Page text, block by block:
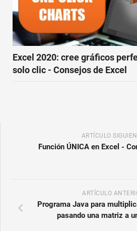
Excel 2020: cree gráficos
solo clic - Consejos de Excel
ARTÍCULO
Función ÚNICA en Excel -
ARTÍCULO
Programa Java para
pasando una matriz a